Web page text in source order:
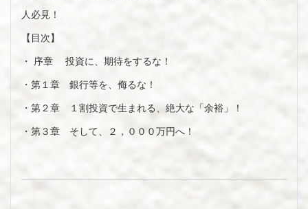
人必見！
【目次】
・ 序章 投資に、期待をするな！
・第１章 銀行等を、侮るな！
・第２章 １割投資で生まれる、絶大な「余裕」！
・第３章 そして、２，０００万円へ！